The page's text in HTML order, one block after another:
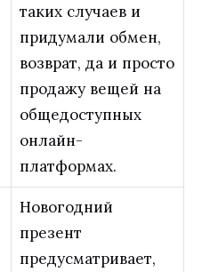
таких случаев и
придумали обмен,
возврат, да и просто
продажу вещей на
общедоступных
онлайн-
платформах.
Новогодний
презент
предусматривает,